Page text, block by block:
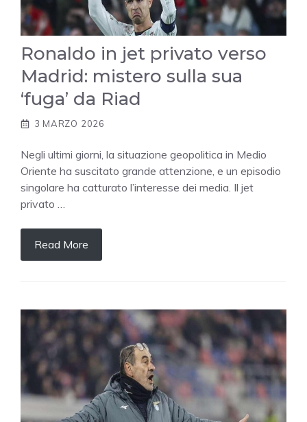
Ronaldo in jet privato verso
Madrid: mistero sulla sua
‘fuga’ da Riad
3 MARZO 2026
Negli ultimi giorni, la situazione geopolitica in Medio
Oriente ha suscitato grande attenzione, e un episodio
singolare ha catturato l’interesse dei media. Il jet
privato …
Read More